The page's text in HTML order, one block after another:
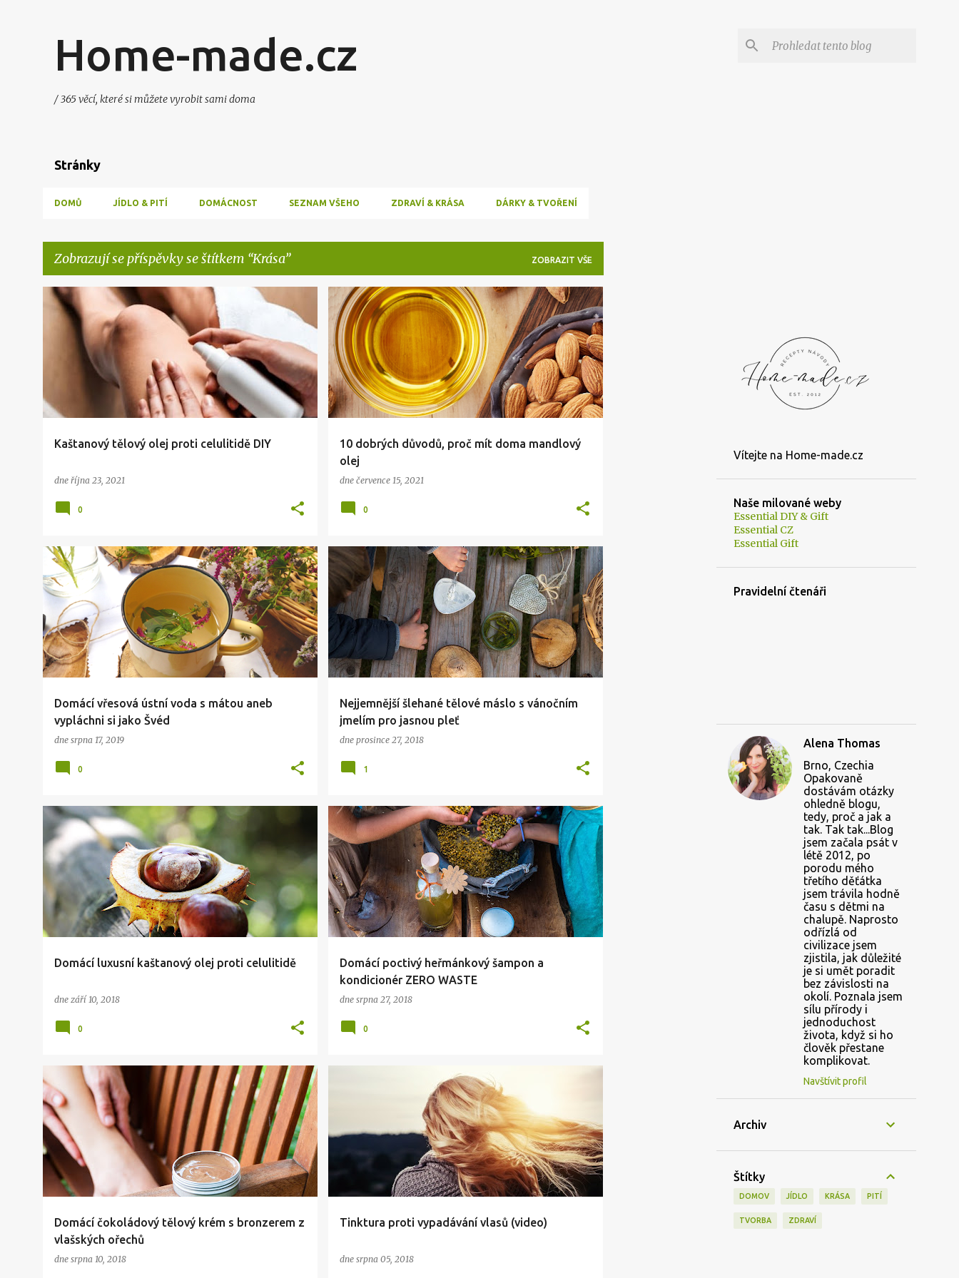
Home-made.cz
/ 365 věcí, které si můžete vyrobit sami doma
Stránky
DOMŮ JÍDLO & PITÍ DOMÁCNOST SEZNAM VŠEHO ZDRAVÍ & KRÁSA DÁRKY & TVOŘENÍ
Zobrazují se příspěvky se štítkem Krása ZOBRAZIT VŠE
ě
Kaštanový tělový olej proti celulitidě DIY
dne října 23, 2021
KRÁSA TVORBA
0
10 dobrých důvodů, proč mít doma mandlový
olej
dne července 15, 2021
KRÁSA TVORBA ZDRAVÍ
0
Domácí vřesová ústní voda s mátou aneb
vypláchni si jako Švéd
dne srpna 17, 2019
KRÁSA ZDRAVÍ
0
Nejjemnější šlehané tělové máslo s vánočním
jmelím pro jasnou pleť
dne prosince 27, 2018
KRÁSA ZDRAVÍ
1
Domácí luxusní kaštanový olej proti celulitidě
dne září 10, 2018
ZDRAVÍ
0
Domácí poctivý heřmánkový šampon a
kondicionér ZERO WASTE
dne srpna 27, 2018
DOMOV KRÁSA ZDRAVÍ
0
Domácí čokoládový tělový krém s bronzerem z
vlašských ořechů
dne srpna 10, 2018
KRÁSA TVORBA ZDRAVÍ
Tinktura proti vypadávání vlasů (video)
dne srpna 05, 2018
ZDRAVÍ
Vítejte na Home-made.cz
Naše milované weby
Essential DIY & Gift
Essential CZ
Essential Gift
Pravidelní čtenáři
Alena Thomas
Brno, Czechia
Opakovaně
dostávám otázky
ohledně blogu,
tedy, proč a jak a
tak. Tak tak...Blog
jsem začala psát v
létě 2012, po
porodu mého
třetího děťátka
jsem trávila hodně
času s dětmi na
chalupě. Naprosto
odřízlá od
civilizace jsem
zjistila, jak důležité
je si umět poradit
bez závislosti na
okolí. Poznala jsem
sílu přírody i
jednoduchost
života, když si ho
člověk přestane
komplikovat.
Navštívit profil
Archiv
Štítky
DOMOV JÍDLO KRÁSA PITÍ
TVORBA ZDRAVÍ